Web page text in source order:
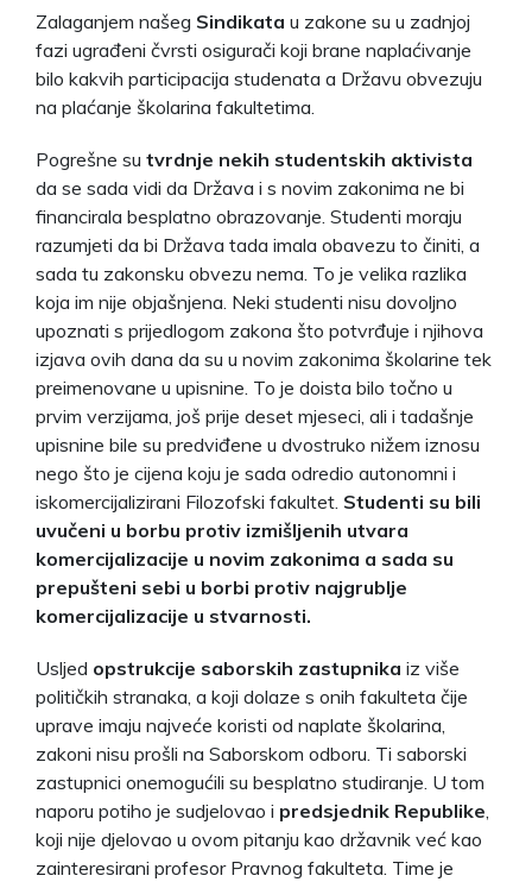
Zalaganjem našeg Sindikata u zakone su u zadnjoj
fazi ugrađeni čvrsti osigurači koji brane naplaćivanje
bilo kakvih participacija studenata a Državu obvezuju
na plaćanje školarina fakultetima.
Pogrešne su tvrdnje nekih studentskih aktivista
da se sada vidi da Država i s novim zakonima ne bi
financirala besplatno obrazovanje. Studenti moraju
razumjeti da bi Država tada imala obavezu to činiti, a
sada tu zakonsku obvezu nema. To je velika razlika
koja im nije objašnjena. Neki studenti nisu dovoljno
upoznati s prijedlogom zakona što potvrđuje i njihova
izjava ovih dana da su u novim zakonima školarine tek
preimenovane u upisnine. To je doista bilo točno u
prvim verzijama, još prije deset mjeseci, ali i tadašnje
upisnine bile su predviđene u dvostruko nižem iznosu
nego što je cijena koju je sada odredio autonomni i
iskomercijalizirani Filozofski fakultet. Studenti su bili
uvučeni u borbu protiv izmišljenih utvara
komercijalizacije u novim zakonima a sada su
prepušteni sebi u borbi protiv najgrublje
komercijalizacije u stvarnosti.
Usljed opstrukcije saborskih zastupnika iz više
političkih stranaka, a koji dolaze s onih fakulteta čije
uprave imaju najveće koristi od naplate školarina,
zakoni nisu prošli na Saborskom odboru. Ti saborski
zastupnici onemogućili su besplatno studiranje. U tom
naporu potiho je sudjelovao i predsjednik Republike,
koji nije djelovao u ovom pitanju kao državnik već kao
zainteresirani profesor Pravnog fakulteta. Time je